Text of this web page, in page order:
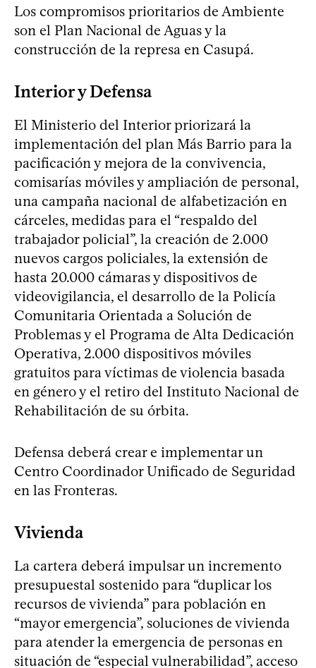
Los compromisos prioritarios de Ambiente
son el Plan Nacional de Aguas y la
construcción de la represa en Casupá.
Interior y Defensa
El Ministerio del Interior priorizará la
implementación del plan Más Barrio para la
pacificación y mejora de la convivencia,
comisarías móviles y ampliación de personal,
una campaña nacional de alfabetización en
cárceles, medidas para el “respaldo del
trabajador policial”, la creación de 2.000
nuevos cargos policiales, la extensión de
hasta 20.000 cámaras y dispositivos de
videovigilancia, el desarrollo de la Policía
Comunitaria Orientada a Solución de
Problemas y el Programa de Alta Dedicación
Operativa, 2.000 dispositivos móviles
gratuitos para víctimas de violencia basada
en género y el retiro del Instituto Nacional de
Rehabilitación de su órbita.
Defensa deberá crear e implementar un
Centro Coordinador Unificado de Seguridad
en las Fronteras.
Vivienda
La cartera deberá impulsar un incremento
presupuestal sostenido para “duplicar los
recursos de vivienda” para población en
“mayor emergencia”, soluciones de vivienda
para atender la emergencia de personas en
situación de “especial vulnerabilidad”, acceso